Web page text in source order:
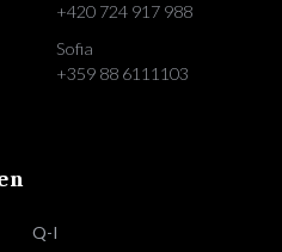
+420 724 917 988
Sofia
+359 88 6111103
Q-I